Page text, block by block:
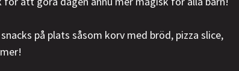
på plats såsom korv med bröd, pizza slice,